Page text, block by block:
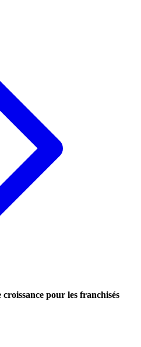
pour les franchisés